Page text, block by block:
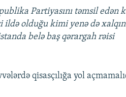
Partiyasını təmsil edən
olduğu kimi yenə də
belə baş qərargah rəisi
qisasçılığa yol